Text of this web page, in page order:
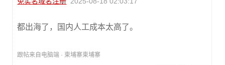
都出海了，国内人工成本太高了。
跟帖来自电脑端 · 柬埔寨柬埔寨